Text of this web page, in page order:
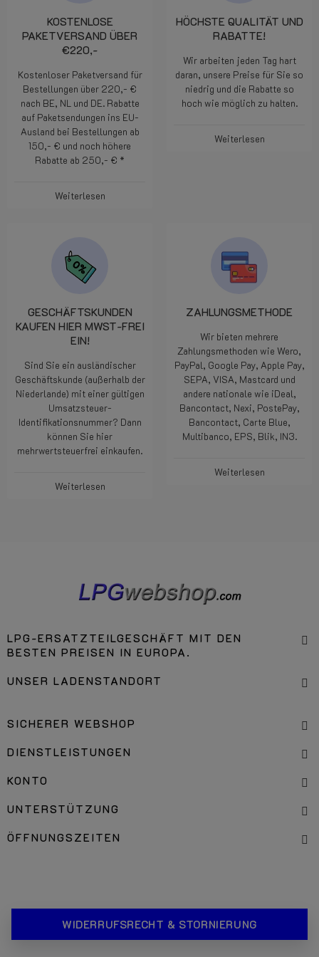
KOSTENLOSE
PAKETVERSAND ÜBER
€220,-
Kostenloser Paketversand für
Bestellungen über 220,- €
nach BE, NL und DE. Rabatte
auf Paketsendungen ins EU-
Ausland bei Bestellungen ab
150,- € und noch höhere
Rabatte ab 250,- € *
Weiterlesen
HÖCHSTE QUALITÄT UND
RABATTE!
Wir arbeiten jeden Tag hart
daran, unsere Preise für Sie so
niedrig und die Rabatte so
hoch wie möglich zu halten.
Weiterlesen
GESCHÄFTSKUNDEN
KAUFEN HIER MWST-FREI
EIN!
Sind Sie ein ausländischer
Geschäftskunde (außerhalb der
Niederlande) mit einer gültigen
Umsatzsteuer-
Identifikationsnummer? Dann
können Sie hier
mehrwertsteuerfrei einkaufen.
Weiterlesen
ZAHLUNGSMETHODE
Wir bieten mehrere
Zahlungsmethoden wie Wero,
PayPal, Google Pay, Apple Pay,
SEPA, VISA, Mastcard und
andere nationale wie iDeal,
Bancontact, Nexi, PostePay,
Bancontact, Carte Blue,
Multibanco, EPS, Blik, IN3.
Weiterlesen
LPG-ERSATZTEILGESCHÄFT MIT DEN
BESTEN PREISEN IN EUROPA.
UNSER LADENSTANDORT
SICHERER WEBSHOP
DIENSTLEISTUNGEN
KONTO
UNTERSTÜTZUNG
ÖFFNUNGSZEITEN
WIDERRUFSRECHT & STORNIERUNG